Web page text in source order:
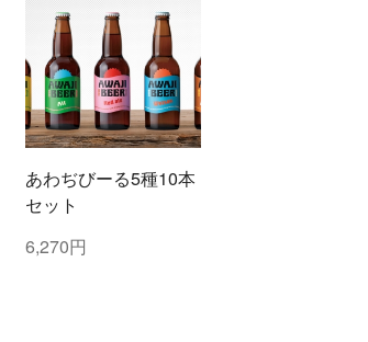
コッリ・アプルティー
ニ 420 ぺコリーノ
あわぢびーる5種10本
セット
6,270円